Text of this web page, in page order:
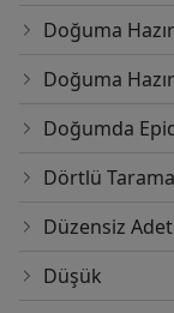
Doğuma
Doğuma
Doğumda
Dörtlü
Düzensiz
Düşük